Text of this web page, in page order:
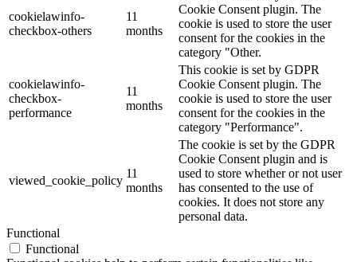
cookielawinfo-
checkbox-others
11
months
Cookie Consent plugin. The
cookie is used to store the user
consent for the cookies in the
category "Other.
cookielawinfo-
checkbox-
performance
11
months
This cookie is set by GDPR
Cookie Consent plugin. The
cookie is used to store the user
consent for the cookies in the
category "Performance".
viewed_cookie_policy
11
months
The cookie is set by the GDPR
Cookie Consent plugin and is
used to store whether or not user
has consented to the use of
cookies. It does not store any
personal data.
Functional
Functional